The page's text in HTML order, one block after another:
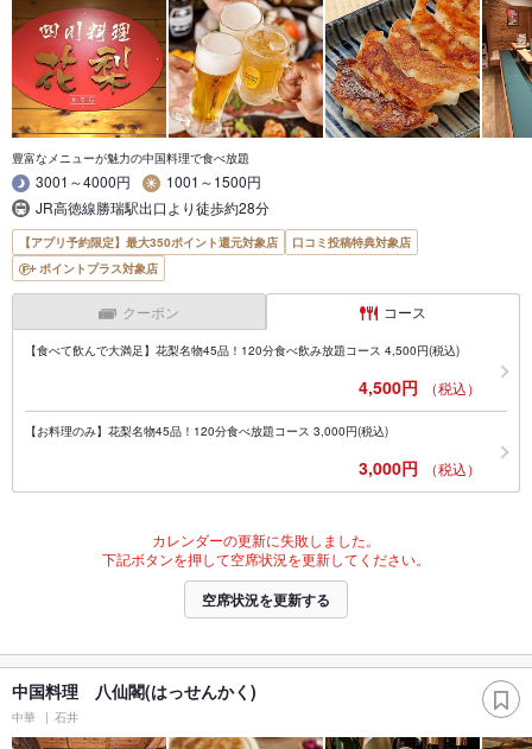
豊富なメニューが魅力の中国料理で食べ放題
3001～4000円
1001～1500円
JR高徳線勝瑞駅出口より徒歩約28分
【アプリ予約限定】最大350ポイント還元対象店
口コミ投稿特典対象店
ポイントプラス対象店
クーポン コース
【食べて飲んで大満足】花梨名物45品！120分食べ飲み放題コース 4,500円(税込)
4,500円 （税込）
【お料理のみ】花梨名物45品！120分食べ放題コース 3,000円(税込)
3,000円 （税込）
カレンダーの更新に失敗しました。
下記ボタンを押して空席状況を更新してください。
空席状況を更新する
中国料理 八仙閣(はっせんかく)
中華 石井